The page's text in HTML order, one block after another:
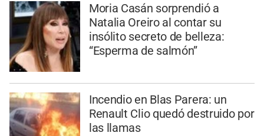
Moria Casán sorprendió a
Natalia Oreiro al contar su
insólito secreto de belleza:
“Esperma de salmón”
Incendio en Blas Parera: un
Renault Clio quedó destruido por
las llamas